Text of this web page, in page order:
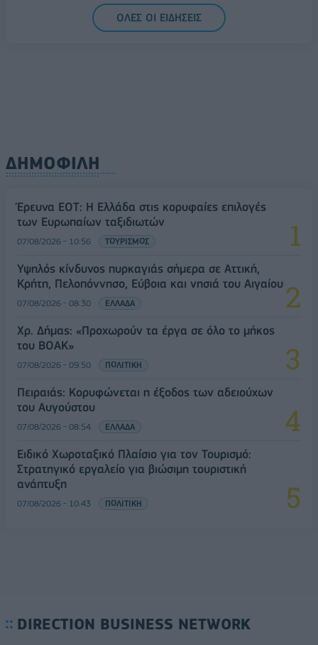
ΟΛΕΣ ΟΙ ΕΙΔΗΣΕΙΣ
ΔΗΜΟΦΙΛΗ
Έρευνα ΕΟΤ: Η Ελλάδα στις κορυφαίες επιλογές
των Ευρωπαίων ταξιδιωτών
07/08/2026 - 10:56 ΤΟΥΡΙΣΜΟΣ
Υψηλός κίνδυνος πυρκαγιάς σήμερα σε Αττική,
Κρήτη, Πελοπόννησο, Εύβοια και νησιά του Αιγαίου
07/08/2026 - 08:30 ΕΛΛΑΔΑ
Χρ. Δήμας: «Προχωρούν τα έργα σε όλο το μήκος
του ΒΟΑΚ»
07/08/2026 - 09:50 ΠΟΛΙΤΙΚΗ
Πειραιάς: Κορυφώνεται η έξοδος των αδειούχων
του Αυγούστου
07/08/2026 - 08:54 ΕΛΛΑΔΑ
Ειδικό Χωροταξικό Πλαίσιο για τον Τουρισμό:
Στρατηγικό εργαλείο για βιώσιμη τουριστική
ανάπτυξη
07/08/2026 - 10:43 ΠΟΛΙΤΙΚΗ
DIRECTION BUSINESS NETWORK